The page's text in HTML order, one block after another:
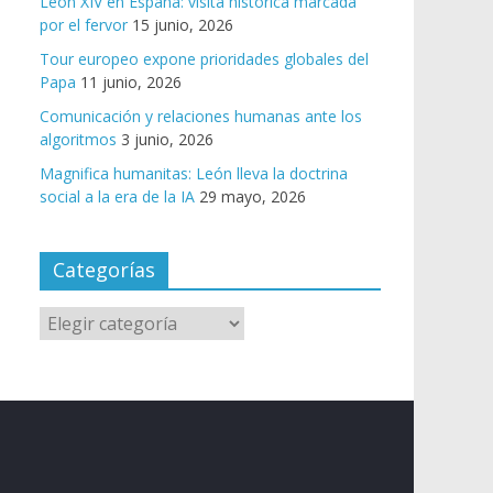
por el fervor 15 junio, 2026
Tour europeo expone prioridades globales del
Papa 11 junio, 2026
Comunicación y relaciones humanas ante los
algoritmos 3 junio, 2026
Magnifica humanitas: León lleva la doctrina
social a la era de la IA 29 mayo, 2026
Categorías